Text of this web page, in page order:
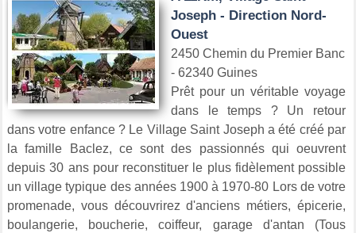
Joseph - Direction Nord-
Ouest
2450 Chemin du Premier Banc
- 62340 Guines
Prêt pour un véritable voyage
dans le temps ? Un retour
dans votre enfance ? Le Village Saint Joseph a été créé par
la famille Baclez, ce sont des passionnés qui oeuvrent
depuis 30 ans pour reconstituer le plus fidèlement possible
un village typique des années 1900 à 1970-80 Lors de votre
promenade, vous découvrirez d'anciens métiers, épicerie,
boulangerie, boucherie, coiffeur, garage d'antan (Tous